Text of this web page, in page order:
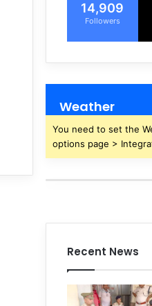
14,909
Followers
Weather
You need to set the
options page >
Recent News